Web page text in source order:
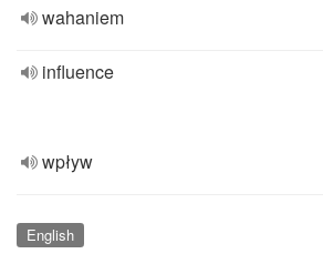
wahaniem
influence
wpływ
English